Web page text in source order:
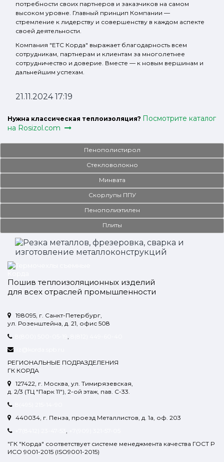
потребности своих партнеров и заказчиков на самом
высоком уровне. Главный принцип Компании —
стремление к лидерству и совершенству в каждом аспекте
своей деятельности.
Компания "ЕТС Корда" выражает благодарность всем
сотрудникам, партнерам и клиентам за многолетнее
сотрудничество и доверие. Вместе — к новым вершинам и
дальнейшим успехам.
21.11.202417:19
Нужна классическая теплоизоляция? Посмотрите каталог
на Rosizol.com
Пенополистирол
Стекловолокно
Минвата
Скорлупы ППУ
Пенополиэтилен
Плиты
Пошив теплоизоляционных изделий
для всех отраслей промышленности
198095, г. Санкт-Петербург,
ул. Розенштейна, д. 21, офис 508
РЕГИОНАЛЬНЫЕ ПОДРАЗДЕЛЕНИЯ
ГК КОРДА
127422, г. Москва, ул. Тимирязевская,
д. 2/3 (ТЦ "Парк 11"), 2-ой этаж, пав. С-33.
440034, г. Пенза, проезд Металлистов, д. 1а, оф. 203
"ГК "Корда" соответствует системе менеджмента качества ГОСТ Р
ИСО 9001-2015 (ISO9001-2015)